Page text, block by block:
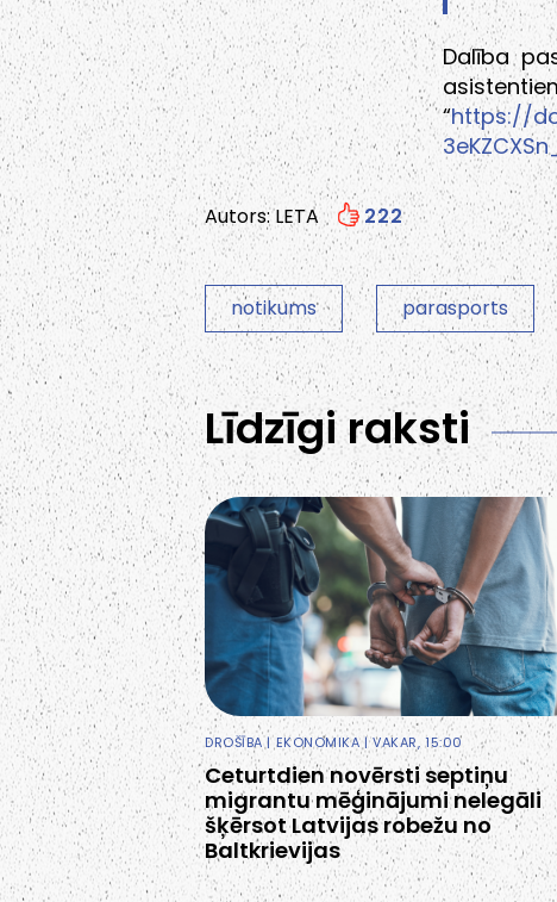
Dalība
“https://
Autors: LETA 222
notikums parasports
Līdzīgi raksti
DROŠĪBA|EKONOMIKA| VAKAR, 15:00
Ceturtdien novērsti septiņu
migrantu mēģinājumi nelegāli
šķērsot Latvijas robežu no
Baltkrievijas